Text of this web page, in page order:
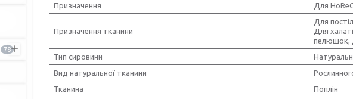
Призначення
Для
Призначення тканини
Для
Для
пелюшок,
Тип сировини
Вид натуральної тканини
Тканина
Поплін
78